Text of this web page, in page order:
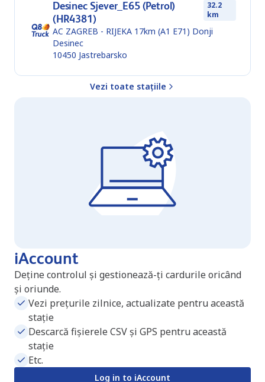
Desinec Sjever_E65 (Petrol)
(HR4381)
32.2
km
AC ZAGREB - RIJEKA 17km (A1 E71) Donji
Desinec
10450 Jastrebarsko
Vezi toate stațiile
iAccount
Deține controlul și gestionează-ți cardurile oricând
și oriunde.
Vezi prețurile zilnice, actualizate pentru această
stație
Descarcă fișierele CSV și GPS pentru această
stație
Etc.
Log in to iAccount